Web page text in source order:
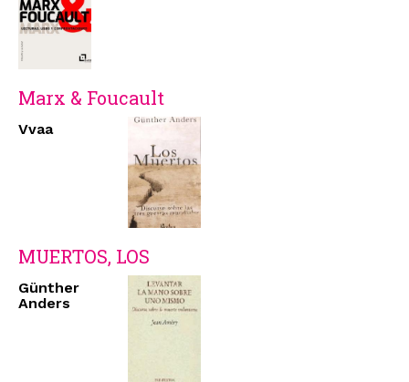
Marx & Foucault
Vvaa
MUERTOS, LOS
Günther
Anders